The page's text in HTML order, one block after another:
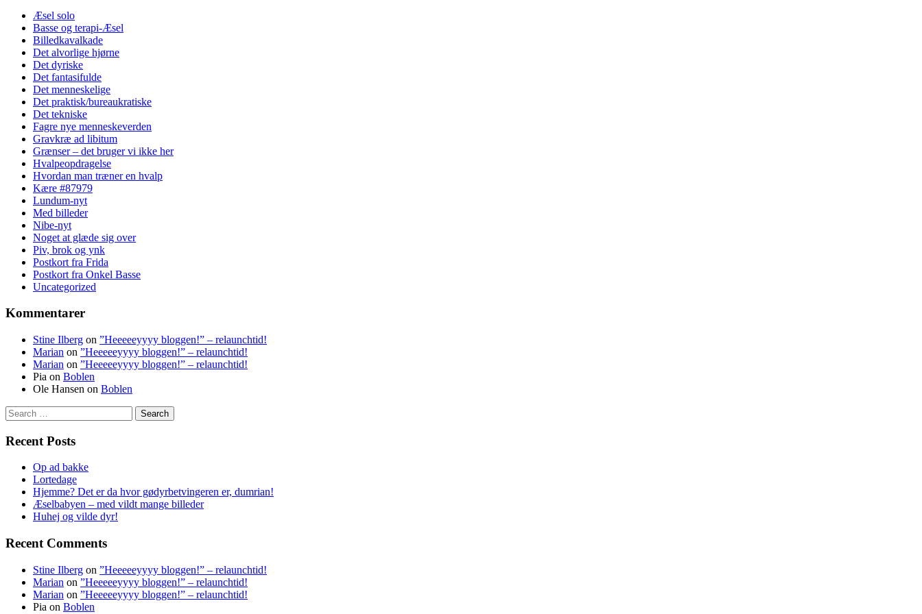
Æsel solo
Basse og terapi-Æsel
Billedkavalkade
Det alvorlige hjørne
Det dyriske
Det fantasifulde
Det menneskelige
Det praktisk/bureaukratiske
Det tekniske
Fagre nye menneskeverden
Gravkræ ad libitum
Grænser – det bruger vi ikke her
Hvalpeopdragelse
Hvordan man træner en hvalp
Kære #87979
Lundum-nyt
Med billeder
Nibe-nyt
Noget at glæde sig over
Piv, brok og ynk
Postkort fra Frida
Postkort fra Onkel Basse
Uncategorized
Kommentarer
Stine Ilberg on ”Heeeeeyyyy bloggen!” – relaunchtid!
Marian on ”Heeeeeyyyy bloggen!” – relaunchtid!
Marian on ”Heeeeeyyyy bloggen!” – relaunchtid!
Pia on Boblen
Ole Hansen on Boblen
Search
for:
Recent Posts
Op ad bakke
Lortedage
Hjemme? Det er da hvor gødyrbetvingeren er, dumrian!
Æselbabyen – med vildt mange billeder
Huhej og vilde dyr!
Recent Comments
Stine Ilberg on ”Heeeeeyyyy bloggen!” – relaunchtid!
Marian on ”Heeeeeyyyy bloggen!” – relaunchtid!
Marian on ”Heeeeeyyyy bloggen!” – relaunchtid!
Pia on Boblen